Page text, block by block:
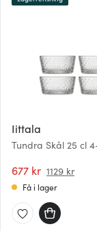
Iittala
Tundra Skål 25 cl
677 kr 1129 kr
Få i lager